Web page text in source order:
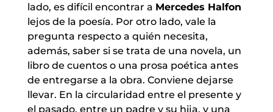
lado, es difícil encontrar a Mercedes Halfon
lejos de la poesía. Por otro lado, vale la
pregunta respecto a quién necesita,
además, saber si se trata de una novela, un
libro de cuentos o una prosa poética antes
de entregarse a la obra. Conviene dejarse
llevar. En la circularidad entre el presente y
el pasado, entre un padre y su hija, y una